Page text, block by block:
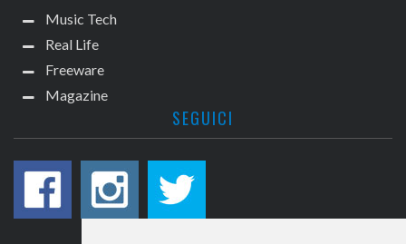
Music Tech
Real Life
Freeware
Magazine
SEGUICI